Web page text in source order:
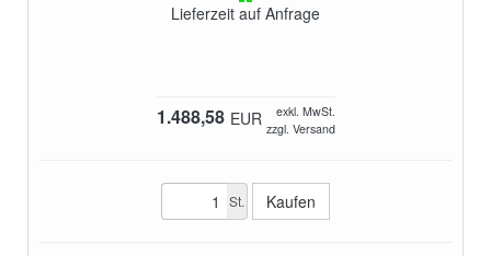
Lieferzeit auf Anfrage
1.488,58 EUR
exkl. MwSt.
zzgl. Versand
St.